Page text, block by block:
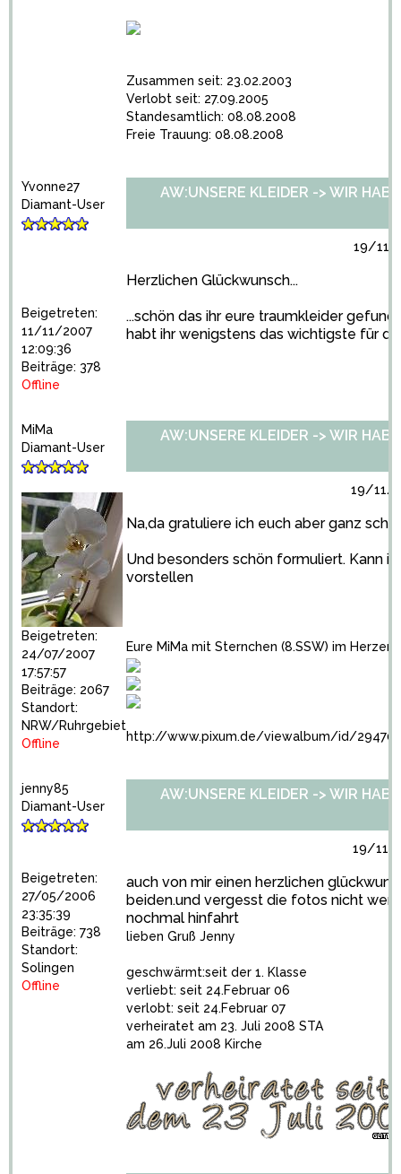
Zusammen seit: 23.02.2003
Verlobt seit: 27.09.2005
Standesamtlich: 08.08.2008
Freie Trauung: 08.08.2008
Yvonne27
Diamant-User
Beigetreten:
11/11/2007
12:09:36
Beiträge: 378
Offline
AW:UNSERE KLEIDER -> WIR
19/11/
Herzlichen Glückwunsch...
...schön das ihr eure traumkleider
habt ihr wenigstens das wichtigste für
MiMa
Diamant-User
Beigetreten:
24/07/2007
17:57:57
Beiträge: 2067
Standort:
NRW/Ruhrgebiet
Offline
AW:UNSERE KLEIDER -> WIR
19/11/
Na,da gratuliere ich euch aber ganz
Und besonders schön formuliert. Kann
vorstellen
Eure MiMa mit Sternchen (8.SSW) im Herzen
http://www.pixum.de/viewalbum/id/
jenny85
Diamant-User
Beigetreten:
27/05/2006
23:35:39
Beiträge: 738
Standort:
Solingen
Offline
AW:UNSERE KLEIDER -> WIR
19/11/
auch von mir einen herzlichen
beiden.und vergesst die fotos nicht
nochmal hinfahrt
lieben Gruß Jenny
geschwärmt:seit der 1. Klasse
verliebt: seit 24.Februar 06
verlobt: seit 24.Februar 07
verheiratet am 23. Juli 2008 STA
am 26.Juli 2008 Kirche